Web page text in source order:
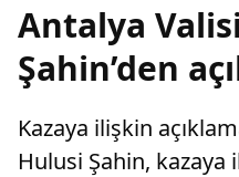
Antalya
Şahin’den
Kazaya ilişkin
Hulusi Şahin, kazaya